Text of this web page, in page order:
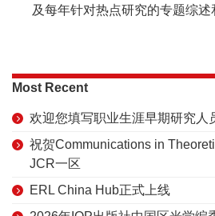
及每年针对热点研究的专题综述
Most Recent
欢迎您填写职业生涯早期研究人
祝贺Communications in
JCR一区
ERL China Hub正式上线